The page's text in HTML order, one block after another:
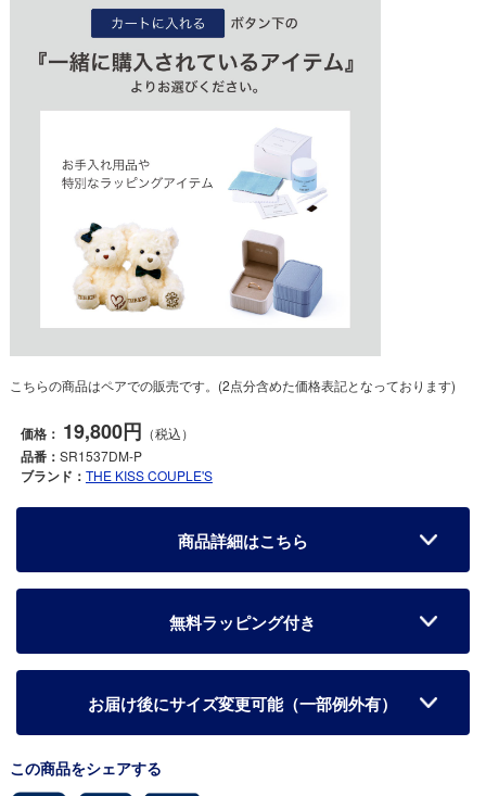
こちらの商品はペアでの販売です。(2点分含めた価格表記となっております)
価格： 19,800円 （税込）
品番： SR1537DM-P
ブランド： THE KISS COUPLE'S
商品詳細はこちら
無料ラッピング付き
お届け後にサイズ変更可能（一部例外有）
この商品をシェアする